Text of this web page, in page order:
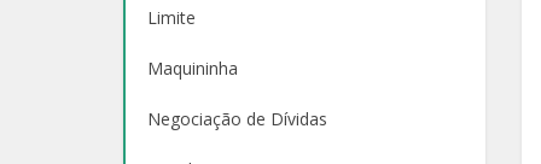
Limite
Maquininha
Negociação de Dívidas